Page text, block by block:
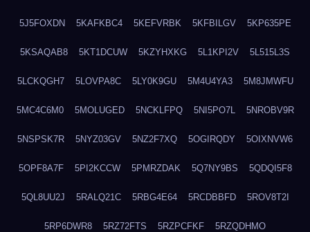
5J5FOXDN 5KAFKBC4 5KEFVRBK 5KFBILGV 5KP635PE
5KSAQAB8 5KT1DCUW 5KZYHXKG 5L1KPI2V 5L515L3S
5LCKQGH7 5LOVPA8C 5LY0K9GU 5M4U4YA3 5M8JMWFU
5MC4C6M0 5MOLUGED 5NCKLFPQ 5NI5PO7L 5NROBV9R
5NSPSK7R 5NYZ03GV 5NZ2F7XQ 5OGIRQDY 5OIXNVW6
5OPF8A7F 5PI2KCCW 5PMRZDAK 5Q7NY9BS 5QDQI5F8
5QL8UU2J 5RALQ21C 5RBG4E64 5RCDBBFD 5ROV8T2I
5RP6DWR8 5RZ72FTS 5RZPCFKF 5RZQDHMO